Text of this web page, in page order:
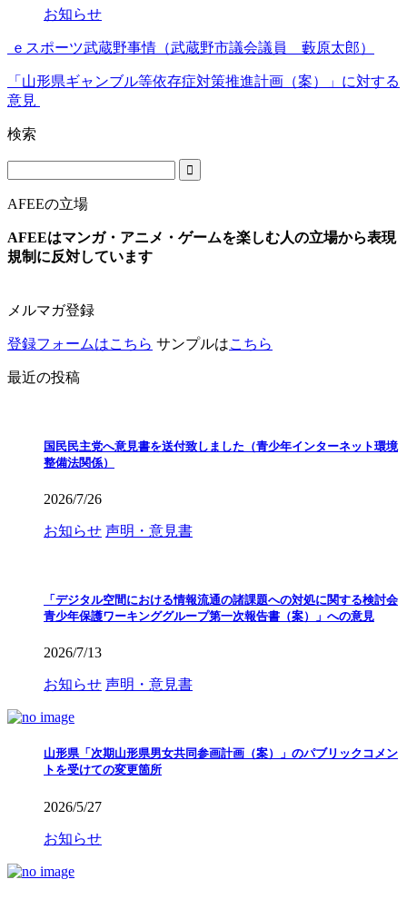
お知らせ
ｅスポーツ武蔵野事情（武蔵野市議会議員 藪原太郎）
「山形県ギャンブル等依存症対策推進計画（案）」に対する
意見
検索
AFEEの立場
AFEEはマンガ・アニメ・ゲームを楽しむ人の立場から表現
規制に反対しています
メルマガ登録
登録フォームはこちら サンプルはこちら
最近の投稿
国民民主党へ意見書を送付致しました（青少年インターネット環境
整備法関係）
2026/7/26
お知らせ 声明・意見書
「デジタル空間における情報流通の諸課題への対処に関する検討会
青少年保護ワーキンググループ第一次報告書（案）」への意見
2026/7/13
お知らせ 声明・意見書
山形県「次期山形県男女共同参画計画（案）」のパブリックコメン
トを受けての変更箇所
2026/5/27
お知らせ